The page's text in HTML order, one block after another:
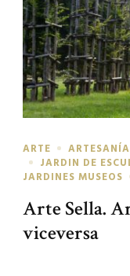
ARTE ARTESANÍA
JARDIN DE
JARDINES MUSEOS
Arte Sella.
viceversa